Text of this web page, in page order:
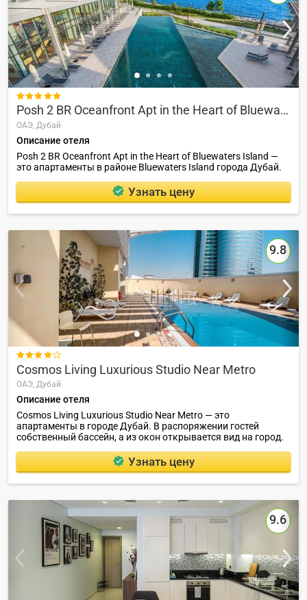

Posh 2 BR Oceanfront Apt in the Heart of Bluewaters Island
ОАЭ, Дубай
Описание отеля
Posh 2 BR Oceanfront Apt in the Heart of Bluewaters Island —
это апартаменты в районе Bluewaters Island города Дубай.
Узнать цену
9.8

Cosmos Living Luxurious Studio Near Metro
ОАЭ, Дубай
Описание отеля
Cosmos Living Luxurious Studio Near Metro — это
апартаменты в городе Дубай. В распоряжении гостей
собственный бассейн, а из окон открывается вид на город.
Узнать цену
9.6